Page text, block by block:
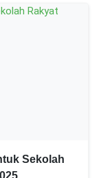
Sekolah